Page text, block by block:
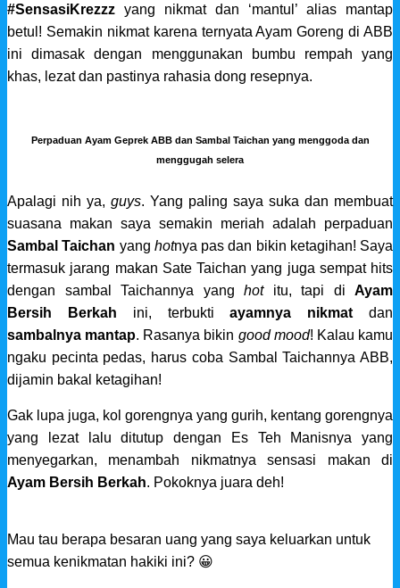
#SensasiKrezzz yang nikmat dan ‘mantul’ alias mantap
betul! Semakin nikmat karena ternyata Ayam Goreng di ABB
ini dimasak dengan menggunakan bumbu rempah yang
khas, lezat dan pastinya rahasia dong resepnya.
Perpaduan Ayam Geprek ABB dan Sambal Taichan yang menggoda dan
menggugah selera
Apalagi nih ya, guys. Yang paling saya suka dan membuat
suasana makan saya semakin meriah adalah perpaduan
Sambal Taichan yang hotnya pas dan bikin ketagihan! Saya
termasuk jarang makan Sate Taichan yang juga sempat hits
dengan sambal Taichannya yang hot itu, tapi di Ayam
Bersih Berkah ini, terbuktiayamnya nikmat dan
sambalnya mantap. Rasanya bikin good mood! Kalau kamu
ngaku pecinta pedas, harus coba Sambal Taichannya ABB,
dijamin bakal ketagihan!
Gak lupa juga, kol gorengnya yang gurih, kentang gorengnya
yang lezat lalu ditutup dengan Es Teh Manisnya yang
menyegarkan, menambah nikmatnya sensasi makan di
Ayam Bersih Berkah. Pokoknya juara deh!
Mau tau berapa besaran uang yang saya keluarkan untuk
semua kenikmatan hakiki ini? 😀